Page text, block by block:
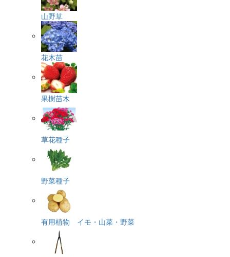
山野草
花木苗
果樹苗木
草花種子
野菜種子
有用植物 イモ・山菜・野菜